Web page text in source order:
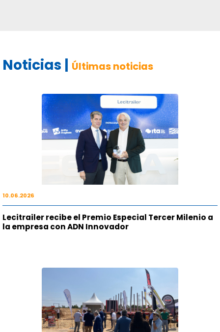
Noticias | Últimas noticias
10.06.2026
Lecitrailer recibe el Premio Especial Tercer Milenio a
la empresa con ADN Innovador